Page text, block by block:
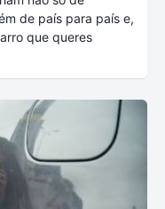
de país para país e,
que queres